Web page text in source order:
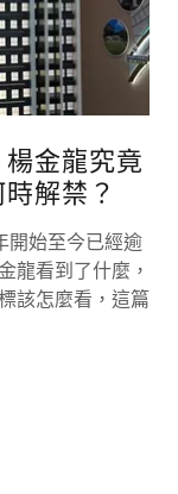
金龍究竟
解禁？
開始至今已經逾
龍看到了什麼，
該怎麼看，這篇